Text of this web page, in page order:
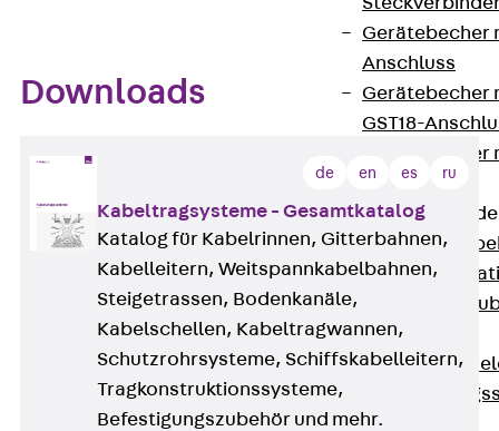
Gerätebecher
Anschluss
Gerätebecher
GST18-
Gerätebecher
Anschluss
Zubehör für
Zurück
Optionales
Ersatzteile
Werkzeuge
Downloads
de en es ru
Kabeltragsysteme - Gesamtkatalog
Katalog für Kabelrinnen, Gitterbahnen,
Kabelleitern, Weitspannkabelbahnen,
Steigetrassen, Bodenkanäle,
Kabelschellen, Kabeltragwannen,
Schutzrohrsysteme, Schiffskabelleitern,
Tragkonstruktionssysteme,
Befestigungszubehör und mehr.